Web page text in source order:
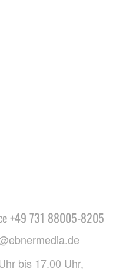
+49 731 88005-8205
bis 17.00 Uhr,